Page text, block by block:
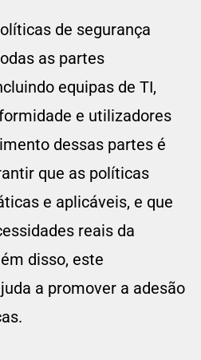
de segurança
as partes
equipas de TI,
e utilizadores
dessas partes é
que as políticas
e aplicáveis, e que
reais da
disso, este
a promover a adesão